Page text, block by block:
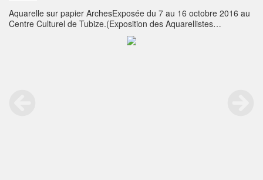
Aquarelle sur papier ArchesExposée du 7 au 16 octobre 2016 au
Centre Culturel de Tubize.(Exposition des Aquarellistes